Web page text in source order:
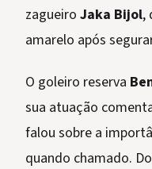
zagueiro Jaka Bijol,
amarelo após
O goleiro reserva
sua atuação
falou sobre a
quando chamado.